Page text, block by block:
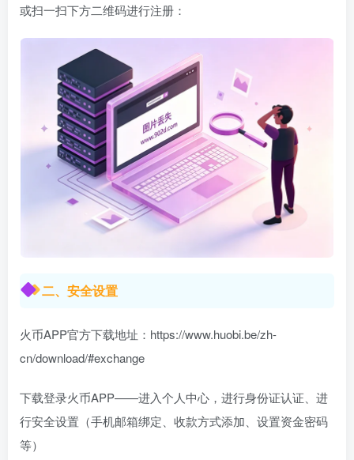
或扫一扫下方二维码进行注册：
二、安全设置
火币APP官方下载地址：https://www.huobi.be/zh-
cn/download/#exchange
下载登录火币APP——进入个人中心，进行身份证认证、进
行安全设置（手机邮箱绑定、收款方式添加、设置资金密码
等）